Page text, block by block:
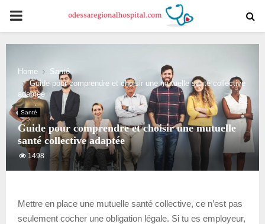
PRIMARY
MENU
Home
Santé
Guide pour comprendre et choisir une mutuelle santé collective
adaptée
Santé
Guide pour comprendre et choisir une mutuelle
santé collective adaptée
1498
Mettre en place une mutuelle santé collective, ce n’est pas
seulement cocher une obligation légale. Si tu es employeur,